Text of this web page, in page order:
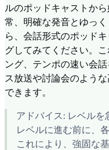
ルのポッドキャストか
常、明確な発音とゆっ
ら、会話形式のポッド
グしてみてください。
ング、テンポの速い会
ス放送や討論会のよう
できます。
アドバイス: レベル
レベルに進む前に、
これにより、強固な